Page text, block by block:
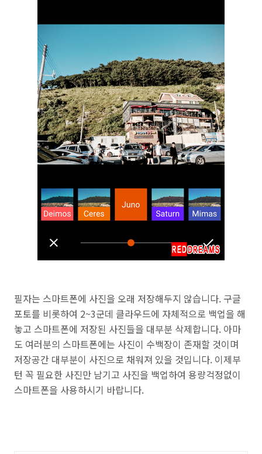
필자는 스마트폰에 사진을 오래 저장해두지 않습니다. 구글
포토를 비롯하여 2~3군데 클라우드에 자체적으로 백업을 해
놓고 스마트폰에 저장된 사진들을 대부분 삭제합니다. 아마
도 여러분의 스마트폰에는 사진이 수백장이 존재할 것이며
저장공간 대부분이 사진으로 채워져 있을 것입니다. 이제부
턴 꼭 필요한 사진만 남기고 사진을 백업하여 용량걱정없이
스마트폰을 사용하시기 바랍니다.